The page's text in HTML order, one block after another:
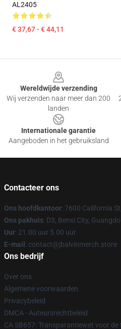
AL2405
€ 37,67 - € 44,11
Wereldwijde verzending
Wij verzenden naar meer dan 200
landen
Internationale garantie
Aangeboden in het gebruiksland
Contacteer ons
Ons hoofdkantoor: 7600 California
Ons pakhuis: D3, Benxi City,
Uur: 21.00 uur 5.00 uur
E-mail : contact@jbalvinmerch.store
Ons bedrijf
Over ons
Algemene voorwaarden
Privacybeleid
DMCA - Auteursrechtbeleid
CA SB657: Transparantiewet voor